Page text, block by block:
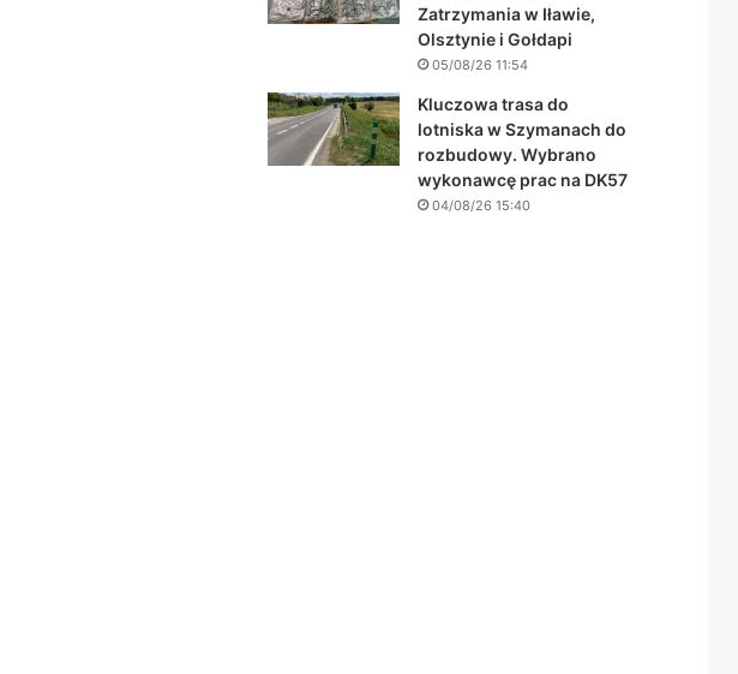
Zatrzymania w Iławie,
Olsztynie i Gołdapi
05/08/26 11:54
Kluczowa trasa do
lotniska w Szymanach do
rozbudowy. Wybrano
wykonawcę prac na DK57
04/08/26 15:40